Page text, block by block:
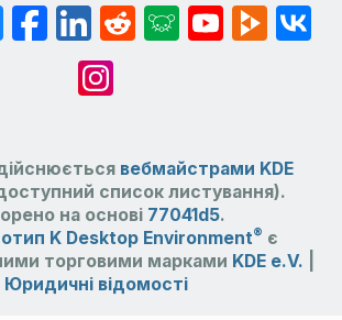
вебмайстрами KDE
список листування).
на основі 77041d5.
K Desktop Environment® є
торговими марками KDE e.V.
Юридичні відомості